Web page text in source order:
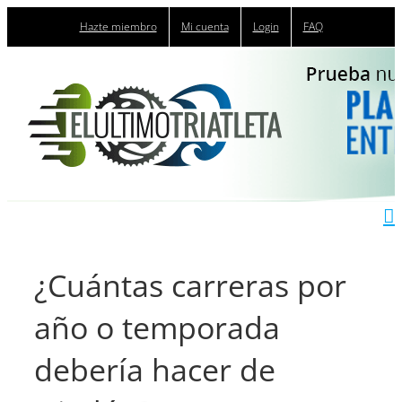
Hazte miembro Mi cuenta Login FAQ
¿Cuántas carreras por
año o temporada
debería hacer de